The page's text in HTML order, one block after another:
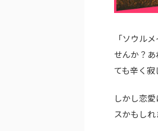
「ソウル
せんか？
ても辛く寂
しかし恋
スかもしれ